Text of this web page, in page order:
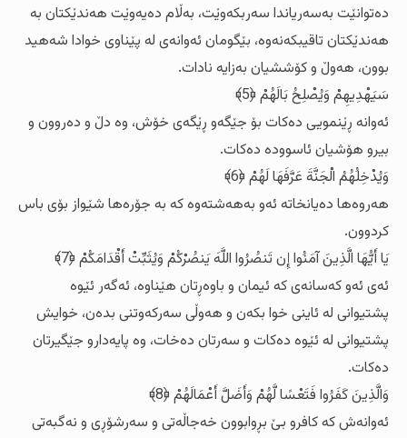
ده‌توانێت به‌سه‌ریاندا سه‌ربکه‌وێت، به‌ڵام ده‌یه‌وێت هه‌ندێکتان به‌
هه‌ندێکتان تاقیبکه‌نه‌وه‌، بێگومان ئه‌وانه‌ی له‌ پێناوی خوادا شه‌هید
بوون، هه‌وڵ و کۆششیان به‌زایه‌ نادات.
سَيَهْدِيهِمْ وَيُصْلِحُ بَالَهُمْ ﴿5﴾
ئه‌وانه‌ ڕێنمویی ده‌کات بۆ جێگه‌و ڕێگه‌ی خۆش، وه‌ دڵ و ده‌روون و
بیرو هۆشیان ئاسووده‌ ده‌کات.
وَيُدْخِلُهُمُ الْجَنَّةَ عَرَّفَهَا لَهُمْ ﴿6﴾
هه‌روه‌ها ده‌یانخاته‌ ئه‌و به‌هه‌شته‌وه‌ که‌ به‌ جۆره‌ها شێواز بۆی باس
کردوون.
يَا أَيُّهَا الَّذِينَ آمَنُوا إِن تَنصُرُوا اللَّهَ يَنصُرْكُمْ وَيُثَبِّتْ أَقْدَامَكُمْ ﴿7﴾
ئه‌ی ئه‌و که‌سانه‌ی که‌ ئیمان و باوه‌ڕتان هێناوه‌، ئه‌گه‌ر ئێوه‌
پشتیوانی له‌ ئاینی خوا بکه‌ن و هه‌وڵی سه‌رکه‌وتنی بده‌ن، خوایش
پشتیوانی له‌ ئێوه‌ ده‌کات و سه‌رتان ده‌خات، وه‌ پایه‌دارو جێگیرتان
ده‌کات.
وَالَّذِينَ كَفَرُوا فَتَعْسًا لَّهُمْ وَأَضَلَّ أَعْمَالَهُمْ ﴿8﴾
ئه‌وانه‌ش که‌ کافرو بێ بڕوابوون خه‌جاڵه‌تی و سه‌رشۆڕی و نه‌گبه‌تی